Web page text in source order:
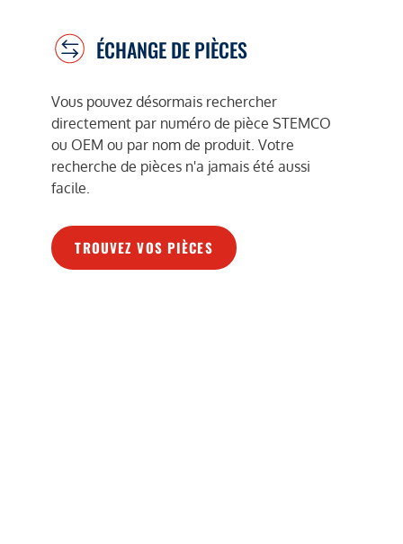
ÉCHANGE DE PIÈCES
Vous pouvez désormais rechercher
directement par numéro de pièce STEMCO
ou OEM ou par nom de produit. Votre
recherche de pièces n'a jamais été aussi
facile.
TROUVEZ VOS PIÈCES